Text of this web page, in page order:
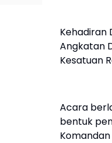
Kehadiran
Angkatan
Kesatuan
Acara
bentuk
Komandan